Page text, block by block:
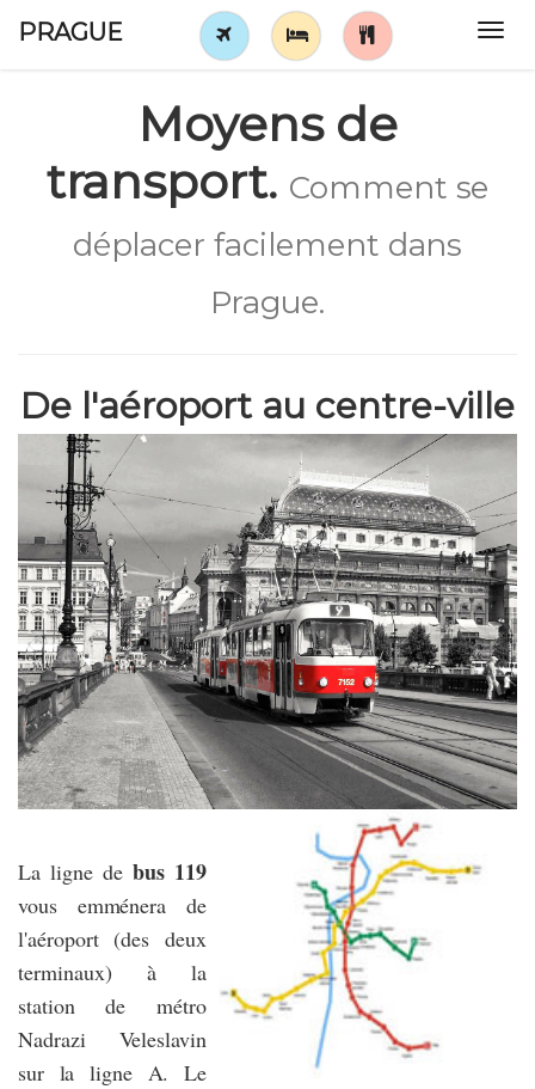
PRAGUE
Moyens de
transport. Comment se
déplacer facilement dans
Prague.
De l'aéroport au centre-ville
La ligne debus 119
vous emménera de
l'aéroport (des deux
terminaux) à la
station de métro
Nadrazi Veleslavin
sur la ligne A. Le